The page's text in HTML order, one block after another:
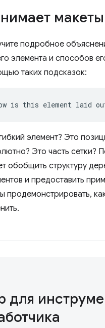
макеты
подробное
элемента и способов
таких подсказок:
is this element laid
элемент? Это
Это часть сетки?
обобщить структуру
и предоставить
продемонстрировать,
для